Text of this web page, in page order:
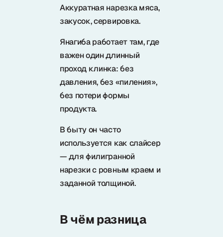
Аккуратная нарезка мяса,
закусок, сервировка.
Янагиба работает там, где
важен один длинный
проход клинка: без
давления, без «пиления»,
без потери формы
продукта.
В быту он часто
используется как слайсер
— для филигранной
нарезки с ровным краем и
заданной толщиной.
В чём разница